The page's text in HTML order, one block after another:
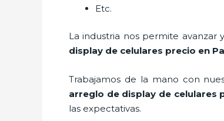
Etc.
La industria nos permite
display de celulares precio en
Trabajamos de la mano con
arreglo de display de celulares
las expectativas.